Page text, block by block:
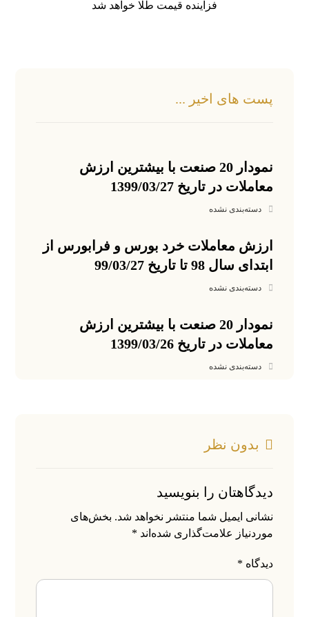
فزاینده قیمت طلا خواهد شد
پست های اخیر ...
نمودار 20 صنعت با بیشترین ارزش
معاملات در تاریخ 1399/03/27
دسته‌بندی نشده
ارزش معاملات خرد بورس و فرابورس از
ابتدای سال 98 تا تاریخ 99/03/27
دسته‌بندی نشده
نمودار 20 صنعت با بیشترین ارزش
معاملات در تاریخ 1399/03/26
دسته‌بندی نشده
بدون نظر
دیدگاهتان را بنویسید
نشانی ایمیل شما منتشر نخواهد شد. بخش‌های
موردنیاز علامت‌گذاری شده‌اند *
دیدگاه *